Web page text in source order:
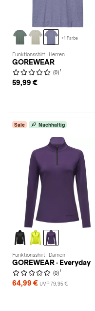
+1 Farbe
Funktionsshirt · Herren
GOREWEAR
(0) 1
59,99 €
Sale Nachhaltig
Funktionsshirt · Damen
GOREWEAR · Everyday
(0) 1
64,99 € UVP 79,95 €